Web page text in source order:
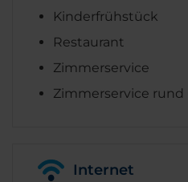
Kinderfrühstück
Restaurant
Zimmerservice
Zimmerservice
Internet